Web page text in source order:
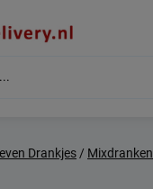
Drankjes/ Mixdranken